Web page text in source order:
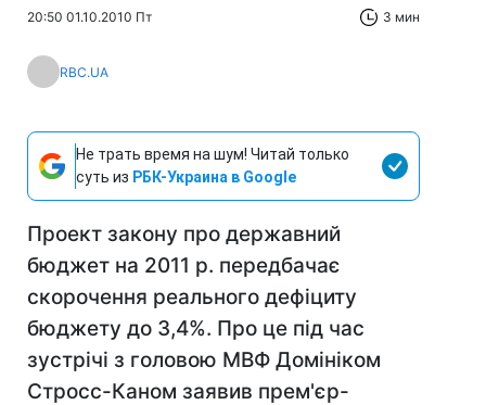
20:50 01.10.2010 Пт 3 мин
RBC.UA
Не трать время на шум! Читай только
суть из РБК-Украина в Google
Проект закону про державний
бюджет на 2011 р. передбачає
скорочення реального дефіциту
бюджету до 3,4%. Про це під час
зустрічі з головою МВФ Домініком
Стросс-Каном заявив прем'єр-